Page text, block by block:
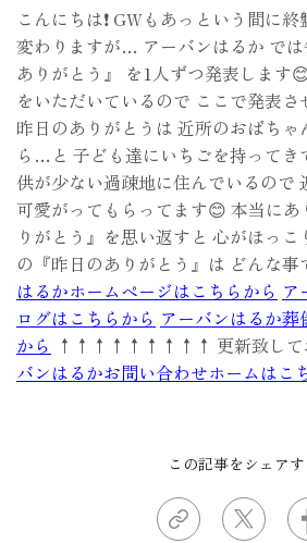
こんにちは❗ GWもあっという間に
変わりますが… アーバンはるか で
ありがとう』 を1人ずつ発表します
をいただいているので ここで発表さ
昨日のありがとうは 近所のおばち
ら…と 子ども達にいちごを持ってき
供が少ない過疎地に住んでいるので
可愛がってもらってます😊 本当に
りがとう』を思い返すと 心がほっ
の『昨日のありがとう』は どんな事
はるかホームページはこちらから ア
ログはこちらから アーバンはるか葬
から ↑↑↑↑↑↑↑↑↑ 更新致して
バンはるかお問い合わせホームはこ
この記事をシェアす